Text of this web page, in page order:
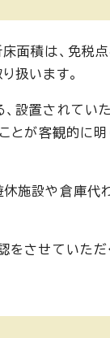
面積は、免税
扱います。
設置されていた
とが客観的に
施設や倉庫代
をさせていた